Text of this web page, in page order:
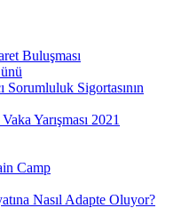
Buluşması
Sorumluluk Sigortasının
Yarışması 2021
Camp
Nasıl Adapte Oluyor?